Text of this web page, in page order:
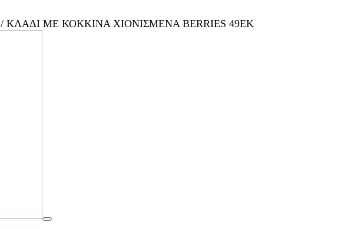
/ ΚΛΑΔΙ ΜΕ ΚΟΚΚΙΝΑ ΧΙΟΝΙΣΜΕΝΑ BERRIES 49ΕΚ